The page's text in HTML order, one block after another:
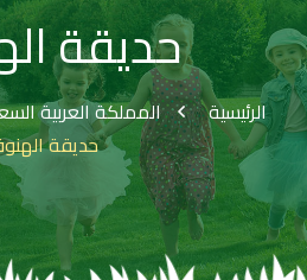
حديقة
الرئيسية المملكة العربية
حديقة